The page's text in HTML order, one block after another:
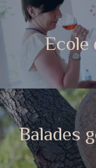
Ecole
Balades